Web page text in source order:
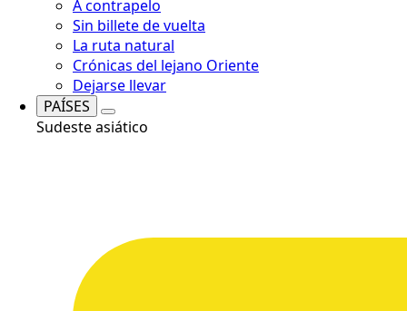
A contrapelo
Sin billete de vuelta
La ruta natural
Crónicas del lejano Oriente
Dejarse llevar
PAÍSES
Sudeste asiático